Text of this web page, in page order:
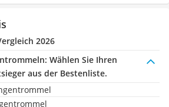
2026
Wählen Sie Ihren
aus der Bestenliste.